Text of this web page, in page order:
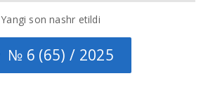
Yangi son nashr etildi
№ 6 (65) / 2025